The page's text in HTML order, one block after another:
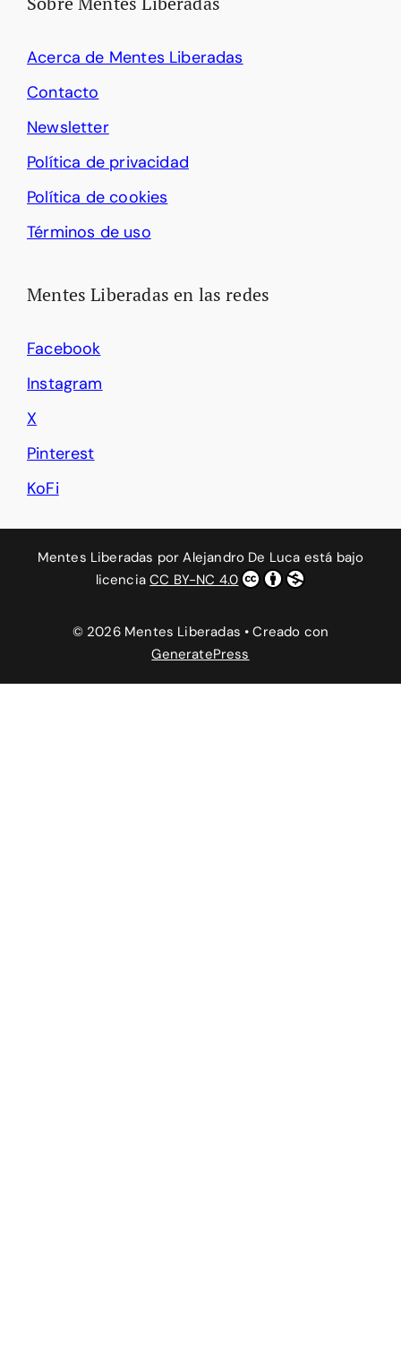
Acerca de Mentes Liberadas
Contacto
Newsletter
Política de privacidad
Política de cookies
Términos de uso
Mentes Liberadas en las redes
Facebook
Instagram
X
Pinterest
KoFi
Mentes Liberadas porAlejandro De Luca está bajo
licenciaCC BY-NC 4.0
© 2026 Mentes Liberadas • Creado con
GeneratePress